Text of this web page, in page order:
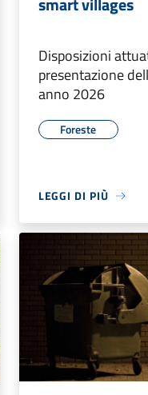
Disposizioni
presentazione
anno 2026
Foreste
LEGGI DI PIÙ